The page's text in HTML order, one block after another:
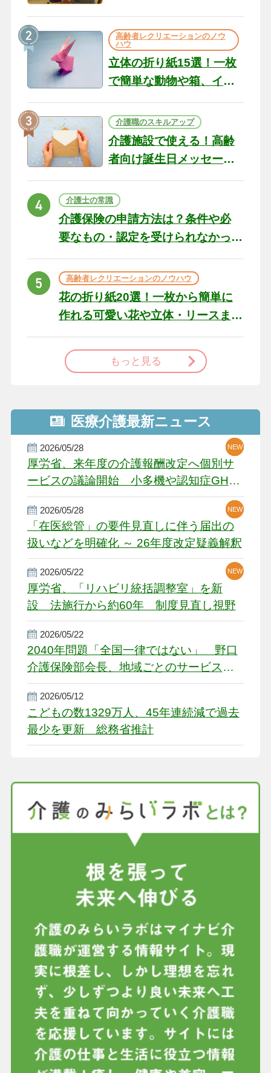
の現場から（22）
高齢者レクリエーションのノウ
ハウ
立体の折り紙15選！一枚
で簡単な動物や箱、イン
介護職のスキルアップ
介護施設で使える！高齢
者向け誕生日メッセージ
ト
介護士の常識
介護保険の申請方法は？条件や必
要なもの・認定を受けられなかっ
高齢者レクリエーションのノウハウ
花の折り紙20選！一枚から簡単に
作れる可愛い花や立体・リースま
もっと見る
医療介護最新ニュース
2026/05/28
厚労省、来年度の介護報酬改定へ個別サ
ービスの議論開始 小多機や認知症GH、
厳しい経営環境に危機感
NEW
NEW
NEW
2026/05/28
「在医総管」の要件見直しに伴う届出の
扱いなどを明確化 ～ 26年度改定疑義解釈
NEW
NEW
2026/05/22
厚労省、「リハビリ統括調整室」を新
設 法施行から約60年 制度見直し視野
NEW
2026/05/22
2040年問題「全国一律ではない」 野口
介護保険部会長、地域ごとのサービス基
盤整備を促す
2026/05/12
こどもの数1329万人、45年連続減で過去
最少を更新 総務省推計